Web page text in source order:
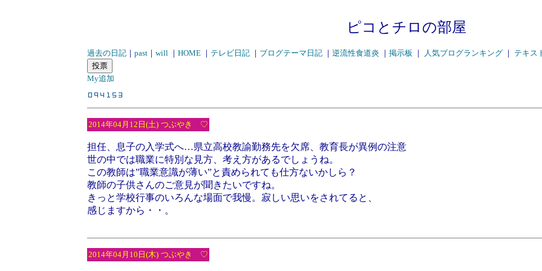
ピコとチロの部屋
過去の日記 ｜ past ｜ will ｜ HOME ｜ テレビ日記 ｜ ブログテーマ日記 ｜ 逆流性食道炎 ｜ 掲示板 ｜ 人気ブログランキング ｜ テキス
My追加
2014年04月12日(土) つぶやき ♡
担任、息子の入学式へ…県立高校教諭勤務先を欠席、教育長が異例の注意
世の中では職業に特別な見方、考え方があるでしょうね。
この教師は”職業意識が薄い”と責められても仕方ないかしら？
教師の子供さんのご意見が聞きたいですね。
きっと学校行事のいろんな場面で我慢。寂しい思いをされてると、
感じますから・・。
2014年04月10日(木) つぶやき ♡